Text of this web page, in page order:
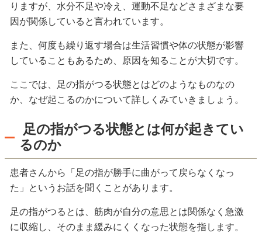
りますが、水分不足や冷え、運動不足などさまざまな要
因が関係していると言われています。
また、何度も繰り返す場合は生活習慣や体の状態が影響
していることもあるため、原因を知ることが大切です。
ここでは、足の指がつる状態とはどのようなものなの
か、なぜ起こるのかについて詳しくみていきましょう。
足の指がつる状態とは何が起きてい
るのか
患者さんから「足の指が勝手に曲がって戻らなくなっ
た」というお話を聞くことがあります。
足の指がつるとは、筋肉が自分の意思とは関係なく急激
に収縮し、そのまま緩みにくくなった状態を指します。